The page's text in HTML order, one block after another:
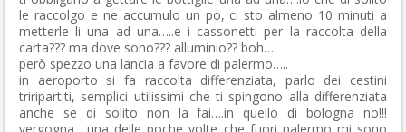
le raccolgo e ne accumulo un po, ci sto almeno 10 minuti a
metterle li una ad una…..e i cassonetti per la raccolta della
carta??? ma dove sono??? alluminio?? boh…
però spezzo una lancia a favore di palermo…..
in aeroporto si fa raccolta differenziata, parlo dei cestini
triripartiti, semplici utilissimi che ti spingono alla differenziata
anche se di solito non la fai….in quello di bologna no!!!